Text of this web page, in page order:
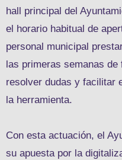
hall principal del
el horario habitual de
personal municipal
las primeras semanas
resolver dudas y facilitar
la herramienta.
Con esta actuación, el
su apuesta por la